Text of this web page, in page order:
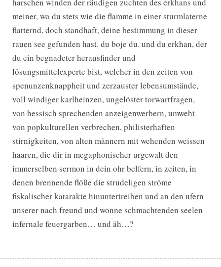
meiner, wo du stets wie die flamme in einer sturmlaterne
flatternd, doch standhaft, deine bestimmung in dieser
rauen see gefunden hast. du boje du. und du erkhan, der
du ein begnadeter herausfinder und
lösungsmittelexperte bist, welcher in den zeiten von
spenunzenknappheit und zerzauster lebensumstände,
voll windiger karlheinzen, ungelöster torwartfragen,
von hessisch sprechenden anzeigenwerbern, umweht
von popkulturellen verbrechen, philisterhaften
stirnigkeiten, von alten männern mit wehenden weissen
haaren, die dir in megaphonischer urgewalt den
immerselben sermon in dein ohr belfern, in zeiten, in
denen brennende flöße die strudeligen ströme
fiskalischer katarakte hinuntertreiben und an den ufern
unserer nach freund und wonne schmachtenden seelen
infernale feuergarben… und äh…?